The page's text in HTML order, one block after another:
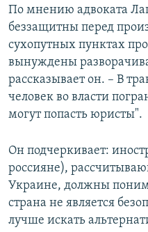
По мнению адвоката
беззащитны перед
сухопутных пунктах
вынуждены
рассказывает он. – В
человек во власти
могут попасть юристы".
Он подчеркивает:
россияне),
Украине, должны
страна не является
лучше искать